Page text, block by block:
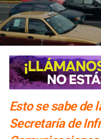
Esto se sabe de
Secretaría de